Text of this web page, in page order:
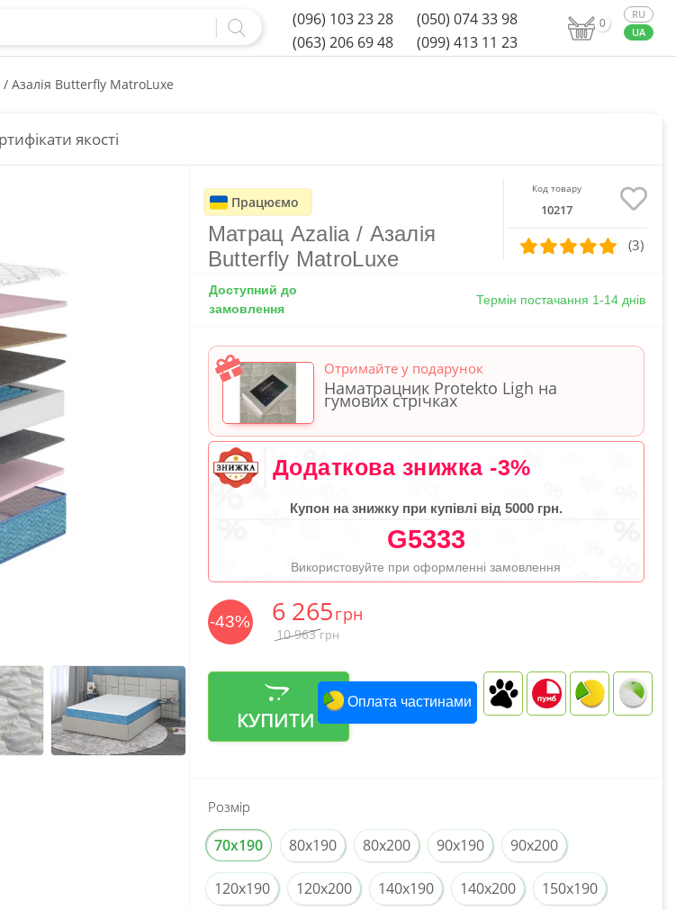
(096) 103 23 28
(050) 074 33 98
(063) 206 69 48
(099) 413 11 23
0
Азалія Butterfly MatroLuxe
якості
Працюємо
Матрац Azalia / Азалія
Butterfly MatroLuxe
Код товару
10217
(3)
Доступний до
замовлення
Термін постачання 1-14 днів
Отримайте у подарунок
Наматрацник Protekto Ligh на
гумових стрічках
Додаткова знижка -3%
Купон на знижку при купівлі від 5000 грн.
G5333
Використовуйте при оформленні замовлення
-43% 6 265грн
10 963грн
КУПИТИ
Оплата частинами
Розмір
70x190 80x190 80x200 90x190 90x200
120x190 120x200 140x190 140x200 150x190